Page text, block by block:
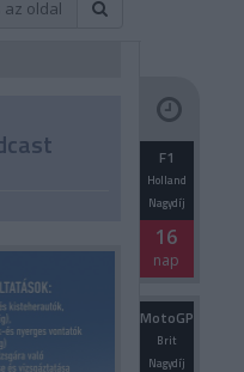
F1
Holland
Nagydíj
16
nap
MotoGP
Brit
Nagydíj